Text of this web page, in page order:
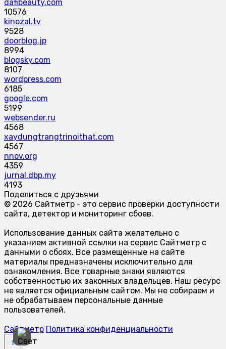
dafibeauty.com
10576
kinozal.tv
9528
doorblog.jp
8994
blogsky.com
8107
wordpress.com
6185
google.com
5199
websender.ru
4568
xaydungtrangtrinoithat.com
4567
nnov.org
4359
jurnal.dbp.my
4193
Поделиться с друзьями
© 2026 Сайтметр - это сервис проверки доступности
сайта, детектор и мониторинг сбоев.
Использование данных сайта желательно с
указанием активной ссылки на сервис Сайтметр с
данными о сбоях. Все размещенные на сайте
материалы предназначены исключительно для
ознакомления. Все товарные знаки являются
собственностью их законных владельцев. Наш ресурс
не является официальным сайтом. Мы не собираем и
не обрабатываем персональные данные
пользователей.
Сайтметр Политика конфиденциальности